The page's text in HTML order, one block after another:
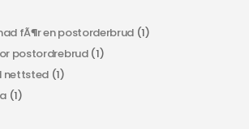
fÃ¶r en postorderbrud(1)
postordrebrud(1)
nettsted (1)
(1)